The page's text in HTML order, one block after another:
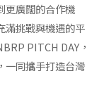
更廣闊的合作機
滿挑戰與機遇的平
PITCH DAY，
一同攜手打造台灣